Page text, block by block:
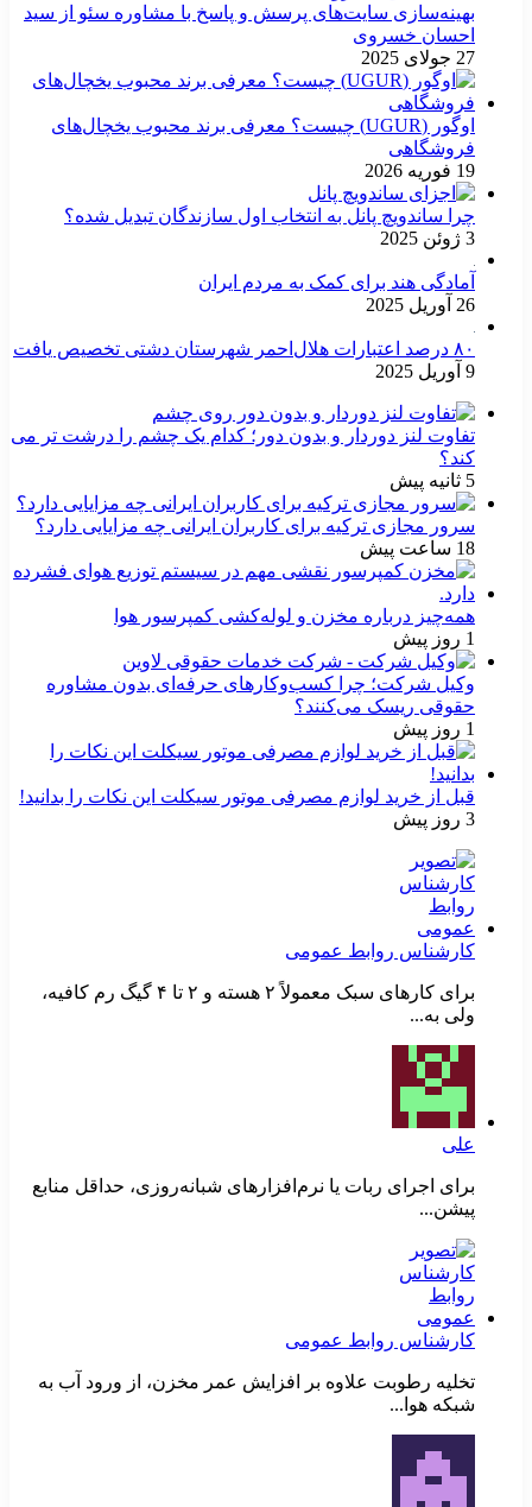
بهینه‌سازی سایت‌های پرسش و پاسخ با مشاوره سئو از سید
احسان خسروی
27 جولای 2025
اوگور (UGUR) چیست؟ معرفی برند محبوب یخچال‌های
فروشگاهی
19 فوریه 2026
چرا ساندویچ پانل به انتخاب اول سازندگان تبدیل شده؟
3 ژوئن 2025
آمادگی هند برای کمک به مردم ایران
26 آوریل 2025
۸۰ درصد اعتبارات هلال‌احمر شهرستان دشتی تخصیص یافت
9 آوریل 2025
تفاوت لنز دوردار و بدون دور؛ کدام یک چشم را درشت تر می
کند؟
5 ثانیه پیش
سرور مجازی ترکیه برای کاربران ایرانی چه مزایایی دارد؟
18 ساعت پیش
همه‌چیز درباره مخزن و لوله‌کشی کمپرسور هوا
1 روز پیش
وکیل شرکت؛ چرا کسب‌وکارهای حرفه‌ای بدون مشاوره
حقوقی ریسک می‌کنند؟
1 روز پیش
قبل از خرید لوازم مصرفی موتور سیکلت این نکات را بدانید!
3 روز پیش
کارشناس روابط عمومی
برای کارهای سبک معمولاً ۲ هسته و ۲ تا ۴ گیگ رم کافیه،
ولی به...
علی
برای اجرای ربات یا نرم‌افزارهای شبانه‌روزی، حداقل منابع
پیشن...
کارشناس روابط عمومی
تخلیه رطوبت علاوه بر افزایش عمر مخزن، از ورود آب به
شبکه هوا...